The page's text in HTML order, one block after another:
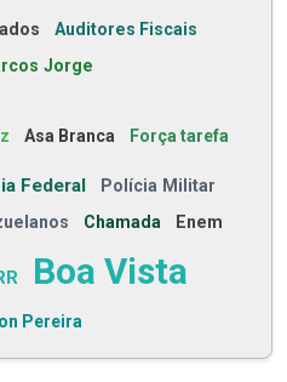
Auditores Fiscais
Jorge
Asa Branca Força tarefa
Federal Polícia Militar
Chamada Enem
Boa Vista
Pereira